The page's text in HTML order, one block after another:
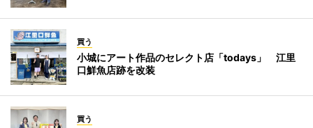
買う
小城にアート作品のセレクト店「todays」 江里
口鮮魚店跡を改装
買う